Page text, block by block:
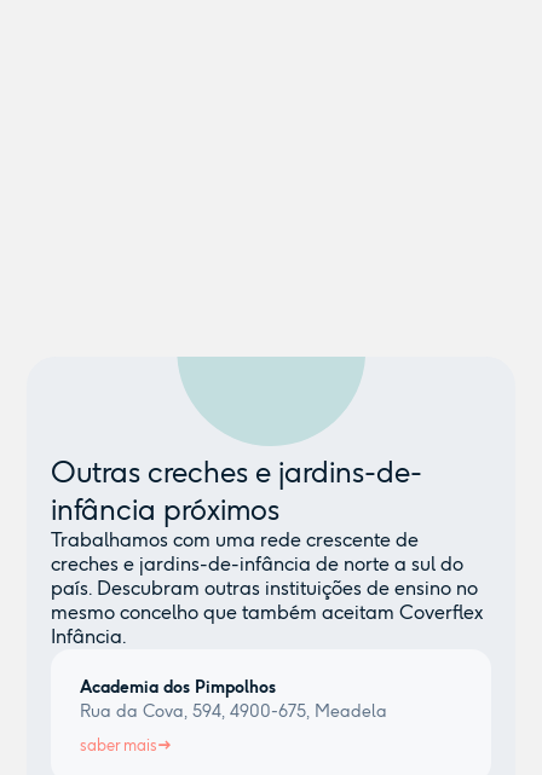
Outras creches e jardins-de-
infância próximos
Trabalhamos com uma rede crescente de
creches e jardins-de-infância de norte a sul do
país. Descubram outras instituições de ensino no
mesmo concelho que também aceitam Coverflex
Infância.
Academia dos Pimpolhos
Rua da Cova, 594, 4900-675, Meadela
saber mais